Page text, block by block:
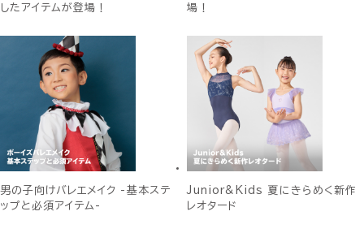
したアイテムが登場！
場！
男の子向けバレエメイク -基本ステ
ップと必須アイテム-
Junior&Kids 夏にきらめく新作
レオタード